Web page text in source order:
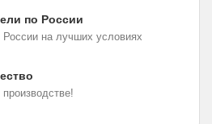
по России
на лучших условиях